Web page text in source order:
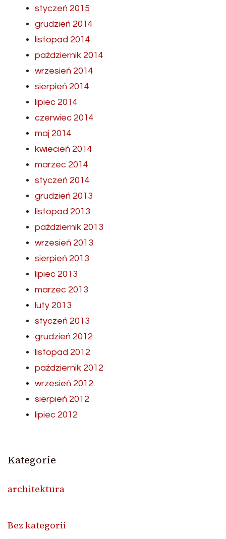
styczeń 2015
grudzień 2014
listopad 2014
październik 2014
wrzesień 2014
sierpień 2014
lipiec 2014
czerwiec 2014
maj 2014
kwiecień 2014
marzec 2014
styczeń 2014
grudzień 2013
listopad 2013
październik 2013
wrzesień 2013
sierpień 2013
lipiec 2013
marzec 2013
luty 2013
styczeń 2013
grudzień 2012
listopad 2012
październik 2012
wrzesień 2012
sierpień 2012
lipiec 2012
Kategorie
architektura
Bez kategorii